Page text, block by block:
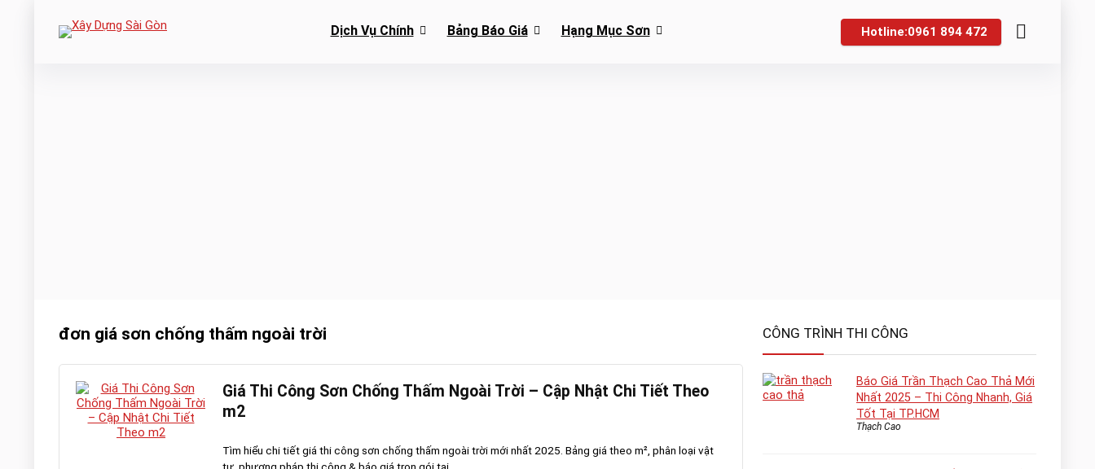
Dịch Vụ Chính Bảng Báo Giá Hạng Mục Sơn Hotline:0961 894 472
đơn giá sơn chống thấm ngoài trời
Giá Thi Công Sơn Chống Thấm Ngoài Trời – Cập Nhật Chi Tiết Theo
m2
Tìm hiểu chi tiết giá thi công sơn chống thấm ngoài trời mới nhất 2025. Bảng giá theo m², phân loại vật
CÔNG TRÌNH THI CÔNG
Báo Giá Trần Thạch Cao Thả Mới
Nhất 2025 – Thi Công Nhanh, Giá
Tốt Tại TP.HCM
Thạch Cao